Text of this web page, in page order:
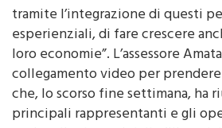
tramite l’integrazione di questi
esperienziali, di fare crescere
loro economie”. L’assessore
collegamento video per
che, lo scorso fine settimana, ha
principali rappresentanti e gli